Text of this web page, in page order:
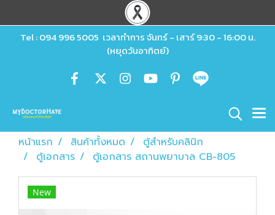
Tel : 094 996 5005 เวลาทำการ จันทร์ - เสาร์ 9:30 - 16:00 น.
(หยุดวันอาทิตย์)
หน้าแรก สินค้าทั้งหมด
ตู้สำหรับคลินิก
ตู้เอกสาร
ตู้เอกสาร สถานพยาบาล CB-805
New